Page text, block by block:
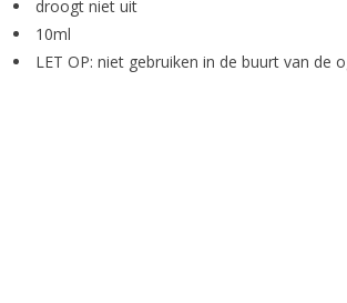
droogt niet uit
10ml
LET OP: niet gebruiken in de buurt van de